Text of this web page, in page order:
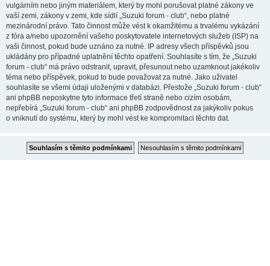
vulgárním nebo jiným materiálem, který by mohl porušovat platné zákony ve
vaší zemi, zákony v zemi, kde sídlí „Suzuki forum - club“, nebo platné
mezinárodní právo. Tato činnost může vést k okamžitému a trvalému vykázání
z fóra a/nebo upozornění vašeho poskytovatele internetových služeb (ISP) na
vaši činnost, pokud bude uznáno za nutné. IP adresy všech příspěvků jsou
ukládány pro případné uplatnění těchto opatření. Souhlasíte s tím, že „Suzuki
forum - club“ má právo odstranit, upravit, přesunout nebo uzamknout jakékoliv
téma nebo příspěvek, pokud to bude považovat za nutné. Jako uživatel
souhlasíte se všemi údaji uloženými v databázi. Přestože „Suzuki forum - club“
ani phpBB neposkytne tyto informace třetí straně nebo cizím osobám,
nepřebírá „Suzuki forum - club“ ani phpBB zodpovědnost za jakýkoliv pokus
o vniknutí do systému, který by mohl vést ke kompromitaci těchto dat.